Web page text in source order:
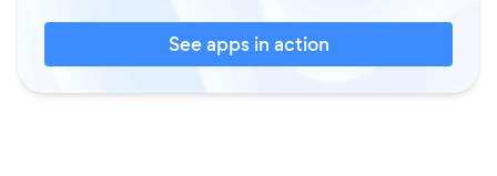
See apps in action